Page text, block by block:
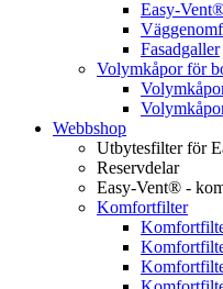
Easy-
Fasadgaller
Volymkåpor för
Webbshop
Utbytesfilter för
Reservdelar
Easy-Vent® -
Komfortfilter